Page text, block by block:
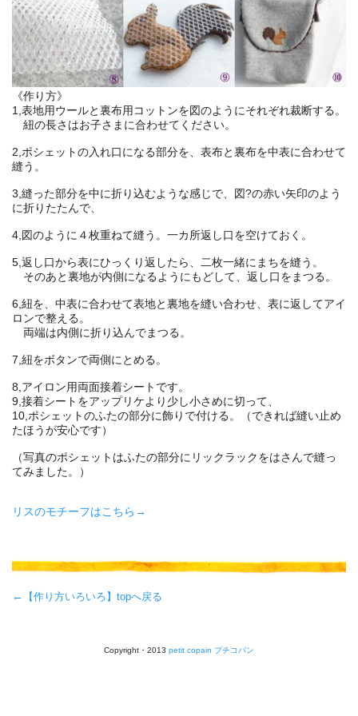
《作り方》
1,表地用ウールと裏布用コットンを図のようにそれぞれ裁断する。
紐の長さはお子さまに合わせてください。
2,ポシェットの入れ口になる部分を、表布と裏布を中表に合わせて
縫う。
3,縫った部分を中に折り込むような感じで、図?の赤い矢印のよう
に折りたたんで、
4,図のように４枚重ねて縫う。一カ所返し口を空けておく。
5,返し口から表にひっくり返したら、二枚一緒にまちを縫う。
そのあと裏地が内側になるようにもどして、返し口をまつる。
6,紐を、中表に合わせて表地と裏地を縫い合わせ、表に返してアイ
ロンで整える。
両端は内側に折り込んでまつる。
7,紐をボタンで両側にとめる。
8,アイロン用両面接着シートです。
9,接着シートをアップリケより少し小さめに切って、
10,ポシェットのふたの部分に飾りで付ける。（できれば縫い止め
たほうが安心です）
（写真のポシェットはふたの部分にリックラックをはさんで縫っ
てみました。）
リスのモチーフはこちら→
← 【作り方いろいろ】topへ戻る
Copyright・2013 petit copain プチコパン